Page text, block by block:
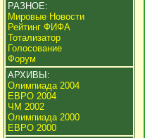
РАЗНОЕ:
Мировые Новости
Рейтинг ФИФА
Тотализатор
Голосование
Форум
АРХИВЫ:
Олимпиада 2004
ЕВРО 2004
ЧМ 2002
Олимпиада 2000
ЕВРО 2000